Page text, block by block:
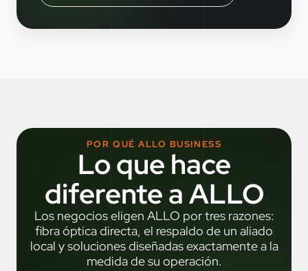
POR QUÉ ALLO BUSINESS
Lo que hace
diferente a ALLO
Los negocios eligen ALLO por tres razones:
fibra óptica directa, el respaldo de un aliado
local y soluciones diseñadas exactamente a la
medida de su operación.